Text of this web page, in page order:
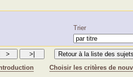
Trier
Choisir les critères de